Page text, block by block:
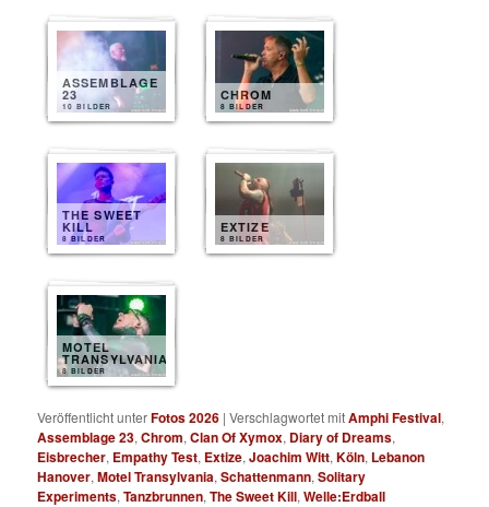
ASSEMBLAGE
23
10 BILDER
CHROM
8 BILDER
THE SWEET
KILL
8 BILDER
EXTIZE
8 BILDER
MOTEL
TRANSYLVANIA
8 BILDER
Veröffentlicht unterFotos 2026 |Verschlagwortet mitAmphi Festival,
Assemblage 23,Chrom,Clan Of Xymox, Diary of Dreams,
Eisbrecher, Empathy Test, Extize,Joachim Witt,Köln, Lebanon
Hanover,Motel Transylvania,Schattenmann,Solitary
Experiments,Tanzbrunnen,The Sweet Kill,Welle:Erdball